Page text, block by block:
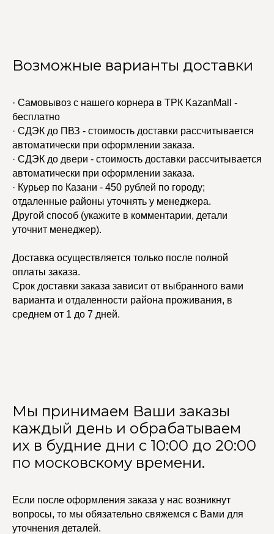
Возможные варианты доставки
· Самовывоз с нашего корнера в ТРК KazanMall -
бесплатно
· СДЭК до ПВЗ - стоимость доставки рассчитывается
автоматически при оформлении заказа.
· СДЭК до двери - стоимость доставки рассчитывается
автоматически при оформлении заказа.
· Курьер по Казани - 450 рублей по городу;
отдаленные районы уточнять у менеджера.
Другой способ (укажите в комментарии, детали
уточнит менеджер).
Доставка осуществляется только после полной
оплаты заказа.
Срок доставки заказа зависит от выбранного вами
варианта и отдаленности района проживания, в
среднем от 1 до 7 дней.
Мы принимаем Ваши заказы
каждый день и обрабатываем
их в будние дни с 10:00 до 20:00
по московскому времени.
Если после оформления заказа у нас возникнут
вопросы, то мы обязательно свяжемся с Вами для
уточнения деталей.